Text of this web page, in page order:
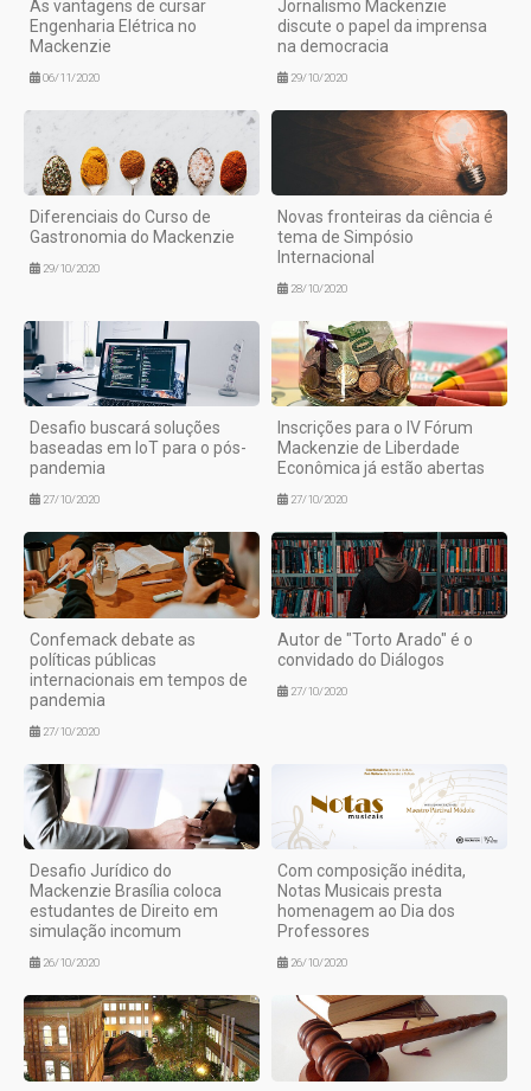
As vantagens de cursar
Engenharia Elétrica no
Mackenzie
06/11/2020
Jornalismo Mackenzie
discute o papel da imprensa
na democracia
29/10/2020
Diferenciais do Curso de
Gastronomia do Mackenzie
29/10/2020
Novas fronteiras da ciência é
tema de Simpósio
Internacional
28/10/2020
Desafio buscará soluções
baseadas em IoT para o pós-
pandemia
27/10/2020
Inscrições para o IV Fórum
Mackenzie de Liberdade
Econômica já estão abertas
27/10/2020
Confemack debate as
políticas públicas
internacionais em tempos de
pandemia
27/10/2020
Autor de "Torto Arado" é o
convidado do Diálogos
27/10/2020
Desafio Jurídico do
Mackenzie Brasília coloca
estudantes de Direito em
simulação incomum
26/10/2020
Com composição inédita,
Notas Musicais presta
homenagem ao Dia dos
Professores
26/10/2020